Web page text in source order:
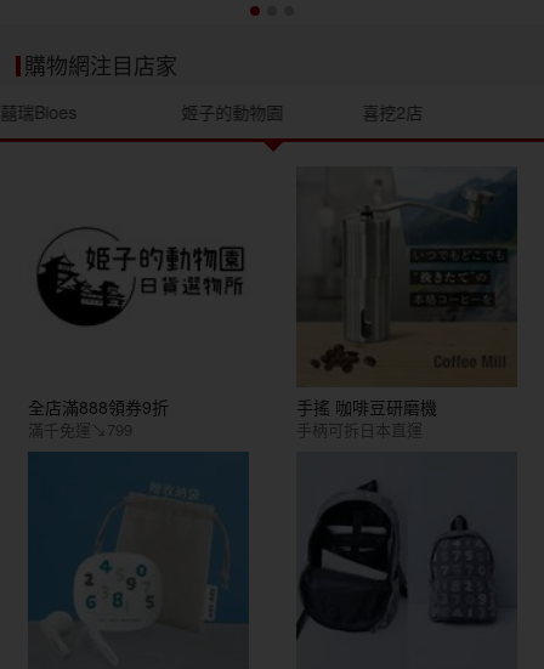
購物網注目店家
囍瑞Bioes 姬子的動物園 喜挖2店
全店滿888領券9折
滿千免運↘799
手搖 咖啡豆研磨機
手柄可拆日本直運